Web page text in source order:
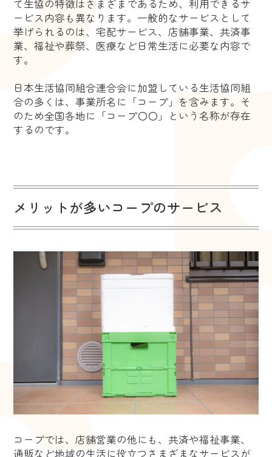
て生協の特徴はさまざまであるため、利用できるサ
ービス内容も異なります。一般的なサービスとして
挙げられるのは、宅配サービス、店舗事業、共済事
業、福祉や葬祭、医療など日常生活に必要な内容で
す。
日本生活協同組合連合会に加盟している生活協同組
合の多くは、事業所名に「コープ」を含みます。そ
のため全国各地に「コープ〇〇」という名称が存在
するのです。
メリットが多いコープのサービス
コープでは、店舗営業の他にも、共済や福祉事業、
通販など地域の生活に役立つさまざまなサービスが